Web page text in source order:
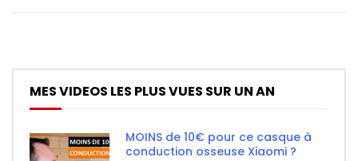
MES VIDEOS LES PLUS VUES SUR UN AN
MOINS de 10€ pour ce casque à
conduction osseuse Xiaomi ?